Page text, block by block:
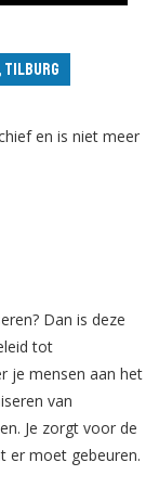
Tilburg
en is niet meer
Dan is deze
tot
je mensen aan het
van
Je zorgt voor de
er moet gebeuren.